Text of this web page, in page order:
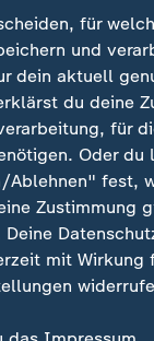
für
und
dein aktuell
du deine
für
Oder du
Ablehnen" fest,
Zustimmung
mit Wirkung